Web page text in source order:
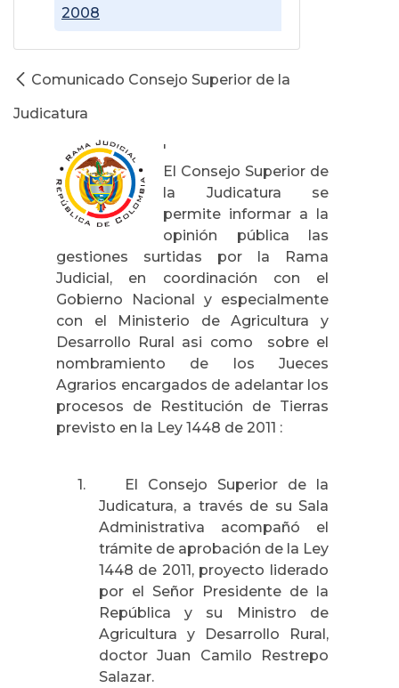
2008
Comunicado Consejo Superior de la
Judicatura
'
El Consejo Superior de
la Judicatura se
permite informar a la
opinión pública las
gestiones surtidas por la Rama
Judicial, en coordinación con el
Gobierno Nacional y especialmente
con el Ministerio de Agricultura y
Desarrollo Rural asi como
sobre el
nombramiento de los Jueces
Agrarios encargados de adelantar los
procesos de Restitución de Tierras
previsto en la Ley 1448 de 2011 :
1. El Consejo Superior de la
Judicatura, a través de su Sala
Administrativa acompañó el
trámite de aprobación de la Ley
1448 de 2011, proyecto liderado
por el Señor Presidente de la
República y su Ministro de
Agricultura y Desarrollo Rural,
doctor Juan Camilo Restrepo
Salazar.